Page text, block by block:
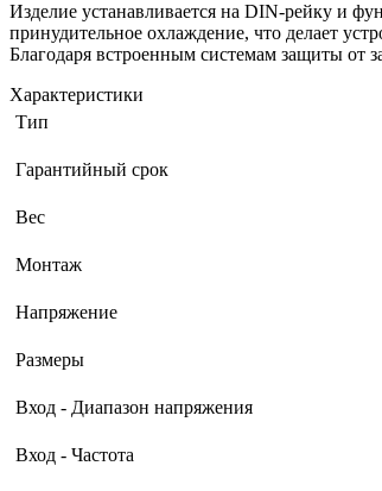
Изделие устанавливается на DIN-рейку и
принудительное охлаждение, что делает
Благодаря встроенным системам защиты от
Характеристики
Тип
Гарантийный срок
Вес
Монтаж
Напряжение
Размеры
Вход - Диапазон напряжения
Вход - Частота